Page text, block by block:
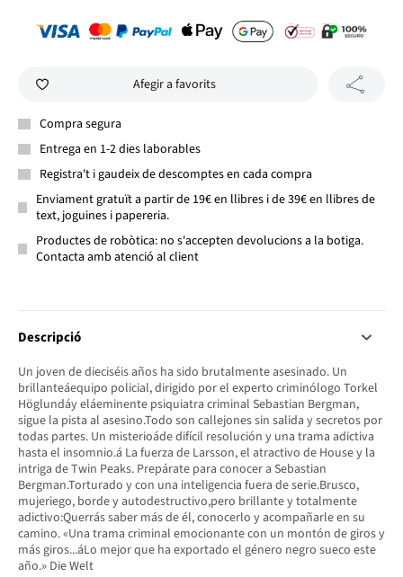
Afegir a favorits
Compra segura
Entrega en 1-2 dies laborables
Registra't i gaudeix de descomptes en cada compra
Enviament gratuït a partir de 19€ en llibres i de 39€ en llibres de
text, joguines i papereria.
Productes de robòtica: no s'accepten devolucions a la botiga.
Contacta amb atenció al client
Descripció
Un joven de dieciséis años ha sido brutalmente asesinado. Un
brillanteáequipo policial, dirigido por el experto criminólogo Torkel
Höglundáy eláeminente psiquiatra criminal Sebastian Bergman,
sigue la pista al asesino.Todo son callejones sin salida y secretos por
todas partes. Un misterioáde difícil resolución y una trama adictiva
hasta el insomnio.á La fuerza de Larsson, el atractivo de House y la
intriga de Twin Peaks. Prepárate para conocer a Sebastian
Bergman.Torturado y con una inteligencia fuera de serie.Brusco,
mujeriego, borde y autodestructivo,pero brillante y totalmente
adictivo:Querrás saber más de él, conocerlo y acompañarle en su
camino. «Una trama criminal emocionante con un montón de giros y
más giros...áLo mejor que ha exportado el género negro sueco este
año.» Die Welt